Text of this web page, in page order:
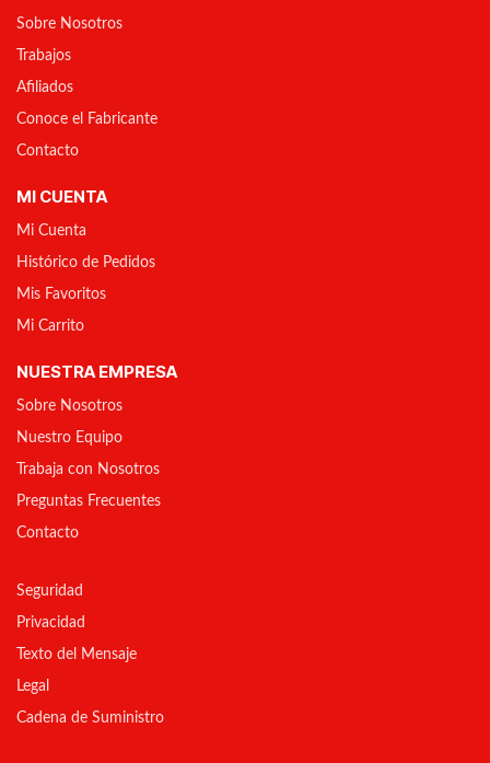
Sobre Nosotros
Trabajos
Afiliados
Conoce el Fabricante
Contacto
MI CUENTA
Mi Cuenta
Histórico de Pedidos
Mis Favoritos
Mi Carrito
NUESTRA EMPRESA
Sobre Nosotros
Nuestro Equipo
Trabaja con Nosotros
Preguntas Frecuentes
Contacto
Seguridad
Privacidad
Texto del Mensaje
Legal
Cadena de Suministro